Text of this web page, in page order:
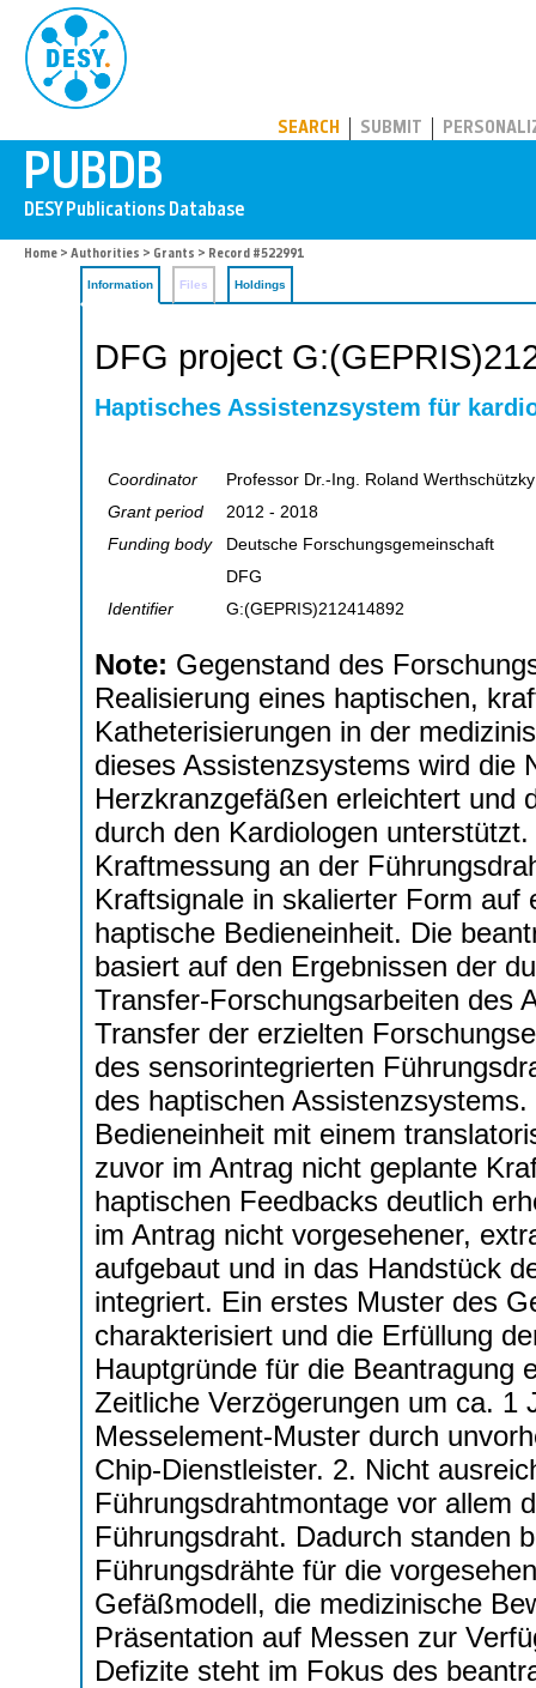
SEARCH SUBMIT
Home > Authorities > Grants > Record #522991
Information Files Holdings
DFG project
Haptisches Assistenzsystem für
Coordinator
Professor Dr.-Ing. Roland Werthschützky
Grant period
2012 - 2018
Funding body
Deutsche Forschungsgemeinschaft
DFG
Identifier
G:(GEPRIS)212414892
Note: Gegenstand des
Realisierung eines haptischen,
Katheterisierungen in der
dieses Assistenzsystems wird die
Herzkranzgefäßen erleichtert und
durch den Kardiologen
Kraftmessung an der
Kraftsignale in skalierter Form auf
haptische Bedieneinheit. Die
basiert auf den Ergebnissen der
Transfer-Forschungsarbeiten des
Transfer der erzielten
des sensorintegrierten
des haptischen
Bedieneinheit mit einem
zuvor im Antrag nicht geplante
haptischen Feedbacks deutlich
im Antrag nicht vorgesehener,
aufgebaut und in das Handstück
integriert. Ein erstes Muster des
charakterisiert und die Erfüllung
Hauptgründe für die Beantragung
Zeitliche Verzögerungen um ca. 1
Messelement-Muster durch
Chip-Dienstleister. 2. Nicht
Führungsdrahtmontage vor allem
Führungsdraht. Dadurch standen
Führungsdrähte für die
Gefäßmodell, die medizinische
Präsentation auf Messen zur
Defizite steht im Fokus des